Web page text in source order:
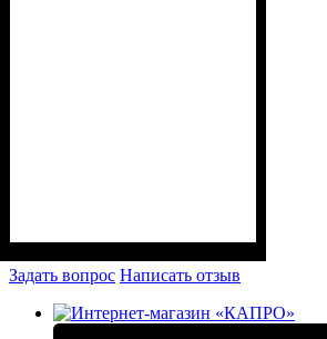
Задать вопрос Написать отзыв